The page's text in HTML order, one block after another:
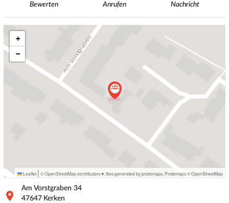
Bewerten Anrufen Nachricht
+
−
Leaflet | © OpenStreetMap contributors ♥, tiles generated by protomaps Protomaps©OpenStreetMap
Am Vorstgraben 34
47647 Kerken